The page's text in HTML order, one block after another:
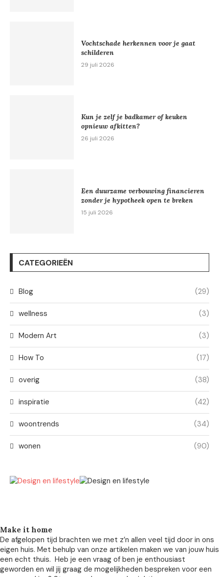
Vochtschade herkennen voor je gaat
schilderen
29 juli 2026
Kun je zelf je badkamer of keuken
opnieuw afkitten?
26 juli 2026
Een duurzame verbouwing financieren
zonder je hypotheek open te breken
15 juli 2026
CATEGORIEËN
Blog (29)
wellness (3)
Modern Art (3)
How To (17)
overig (38)
inspiratie (42)
woontrends (34)
wonen (90)
Make it home
De afgelopen tijd brachten we met z’n allen veel tijd door in ons
eigen huis. Met behulp van onze artikelen maken we van jouw huis
een echt thuis. Heb je een vraag of ben je enthousiast
geworden en wil jij graag de mogelijkheden bespreken voor een